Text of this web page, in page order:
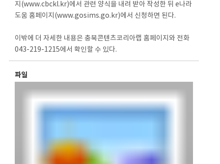
지(www.cbckl.kr)에서 관련 양식을 내려 받아 작성한 뒤 e나라
도움 홈페이지(www.gosims.go.kr)에서 신청하면 된다.
이밖에 더 자세한 내용은 충북콘텐츠코리아랩 홈페이지와 전화
043-219-1215에서 확인할 수 있다.
파일